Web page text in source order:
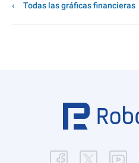
Todas las gráficas financieras